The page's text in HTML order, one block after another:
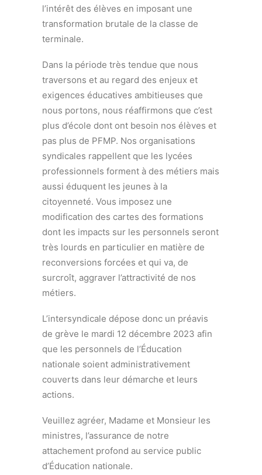
l’intérêt des élèves en imposant une
transformation brutale de la classe de
terminale.
Dans la période très tendue que nous
traversons et au regard des enjeux et
exigences éducatives ambitieuses que
nous portons, nous réaffirmons que c’est
plus d’école dont ont besoin nos élèves et
pas plus de PFMP. Nos organisations
syndicales rappellent que les lycées
professionnels forment à des métiers mais
aussi éduquent les jeunes à la
citoyenneté. Vous imposez une
modification des cartes des formations
dont les impacts sur les personnels seront
très lourds en particulier en matière de
reconversions forcées et qui va, de
surcroît, aggraver l’attractivité de nos
métiers.
L’intersyndicale dépose donc un préavis
de grève le mardi 12 décembre 2023 afin
que les personnels de l’Éducation
nationale soient administrativement
couverts dans leur démarche et leurs
actions.
Veuillez agréer, Madame et Monsieur les
ministres, l’assurance de notre
attachement profond au service public
d’Éducation nationale.